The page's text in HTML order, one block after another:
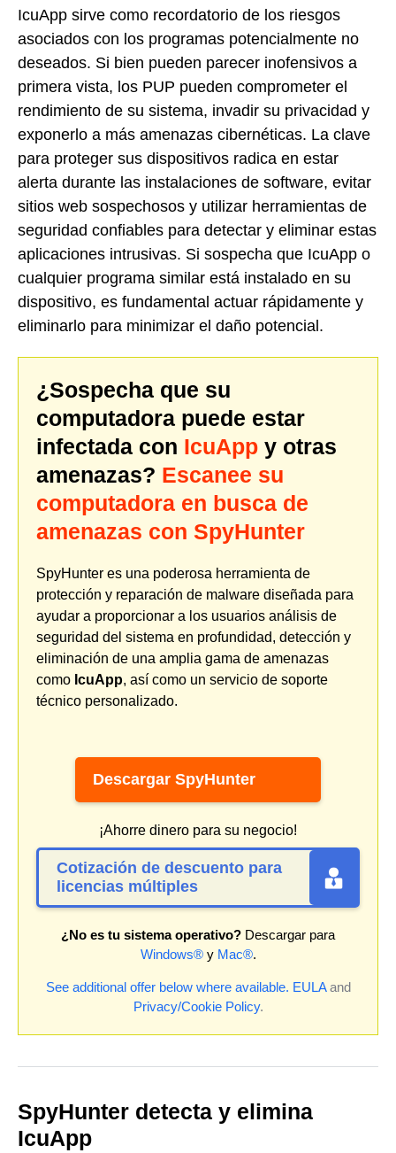
IcuApp sirve como recordatorio de los riesgos
asociados con los programas potencialmente no
deseados. Si bien pueden parecer inofensivos a
primera vista, los PUP pueden comprometer el
rendimiento de su sistema, invadir su privacidad y
exponerlo a más amenazas cibernéticas. La clave
para proteger sus dispositivos radica en estar
alerta durante las instalaciones de software, evitar
sitios web sospechosos y utilizar herramientas de
seguridad confiables para detectar y eliminar estas
aplicaciones intrusivas. Si sospecha que IcuApp o
cualquier programa similar está instalado en su
dispositivo, es fundamental actuar rápidamente y
eliminarlo para minimizar el daño potencial.
¿Sospecha que su
computadora puede estar
infectada con IcuApp y otras
amenazas? Escanee su
computadora en busca de
amenazas con SpyHunter
SpyHunter es una poderosa herramienta de
protección y reparación de malware diseñada para
ayudar a proporcionar a los usuarios análisis de
seguridad del sistema en profundidad, detección y
eliminación de una amplia gama de amenazas
como IcuApp, así como un servicio de soporte
técnico personalizado.
Descargar SpyHunter
¡Ahorre dinero para su negocio!
Cotización de descuento para
licencias múltiples
¿No es tu sistema operativo? Descargar para
Windows®y Mac®.
See additional offer below where available. EULAand
Privacy/Cookie Policy.
SpyHunter detecta y elimina
IcuApp